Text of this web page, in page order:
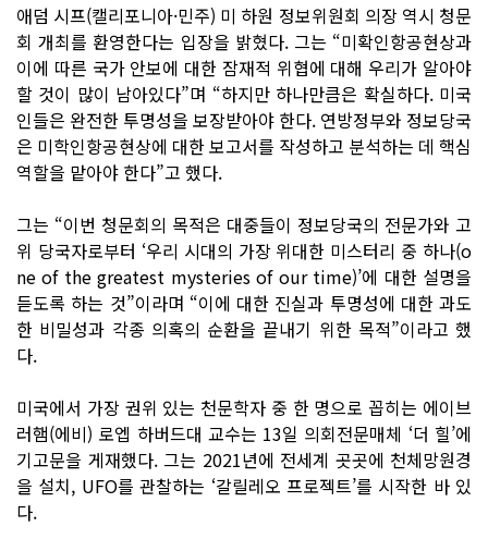
애덤 시프(캘리포니아·민주) 미 하원 정보위원회 의장 역시 청문
회 개최를 환영한다는 입장을 밝혔다. 그는 “미확인항공현상과
이에 따른 국가 안보에 대한 잠재적 위협에 대해 우리가 알아야
할 것이 많이 남아있다”며 “하지만 하나만큼은 확실하다. 미국
인들은 완전한 투명성을 보장받아야 한다. 연방정부와 정보당국
은 미학인항공현상에 대한 보고서를 작성하고 분석하는 데 핵심
역할을 맡아야 한다”고 했다.
그는 “이번 청문회의 목적은 대중들이 정보당국의 전문가와 고
위 당국자로부터 ‘우리 시대의 가장 위대한 미스터리 중 하나(o
ne of the greatest mysteries of our time)’에 대한 설명을
듣도록 하는 것”이라며 “이에 대한 진실과 투명성에 대한 과도
한 비밀성과 각종 의혹의 순환을 끝내기 위한 목적”이라고 했
다.
미국에서 가장 권위 있는 천문학자 중 한 명으로 꼽히는 에이브
러햄(에비) 로엡 하버드대 교수는 13일 의회전문매체 ‘더 힐’에
기고문을 게재했다. 그는 2021년에 전세계 곳곳에 천체망원경
을 설치, UFO를 관찰하는 ‘갈릴레오 프로젝트’를 시작한 바 있
다.